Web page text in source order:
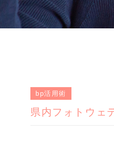
bp活用術
県内フォトウェ